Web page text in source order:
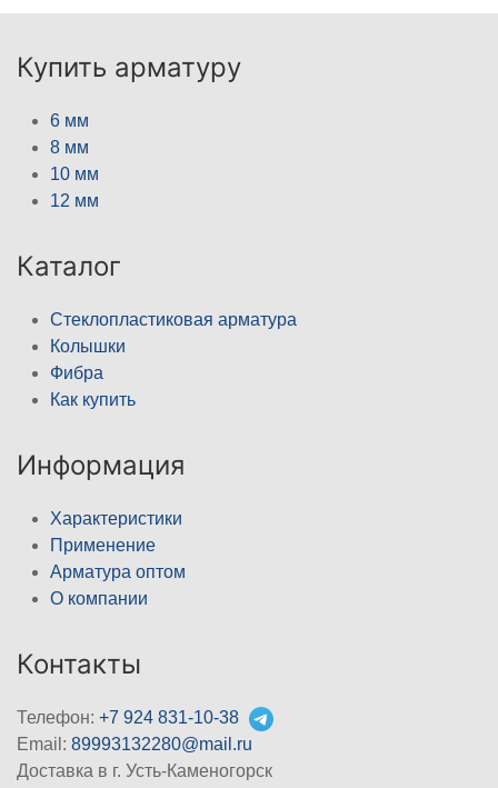
Купить арматуру
6 мм
8 мм
10 мм
12 мм
Каталог
Стеклопластиковая арматура
Колышки
Фибра
Как купить
Информация
Характеристики
Применение
Арматура оптом
О компании
Контакты
Телефон: +7 924 831-10-38
Email: 89993132280@mail.ru
Доставка в г. Усть-Каменогорск